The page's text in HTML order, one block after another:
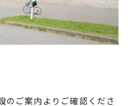
のご案内よりご確認くださ